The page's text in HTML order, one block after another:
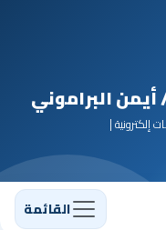
البراموني
إلكترونية |
القائمة